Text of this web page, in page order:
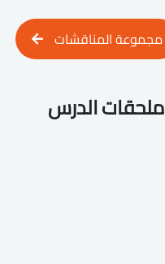
مجموعة المناقشات
ملحقات الدرس